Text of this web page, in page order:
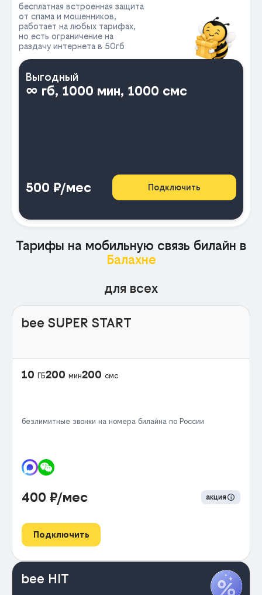
бесплатная встроенная защита
от спама и мошенников,
работает на любых тарифах,
но есть ограничение на
раздачу интернета в 50гб
Выгодный
∞ гб, 1000 мин, 1000 смс
500 ₽/мес Подключить
Тарифы на мобильную связь билайн в
Балахне
для всех
bee SUPER START
10 ГБ200 мин200 смс
безлимитные звонки на номера билайна по России
400 ₽/мес акция
Подключить
bee HIT